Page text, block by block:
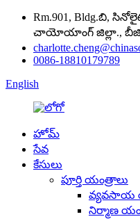
Rm.901, Bldg.బి,
చాయోయాంగ్ జిల్లా.,
0086-18810179789
English
హోమ్
సేవ
కేసులు
పూర్తి యంత్రాలు
వ్యవసాయ
నిర్మాణ